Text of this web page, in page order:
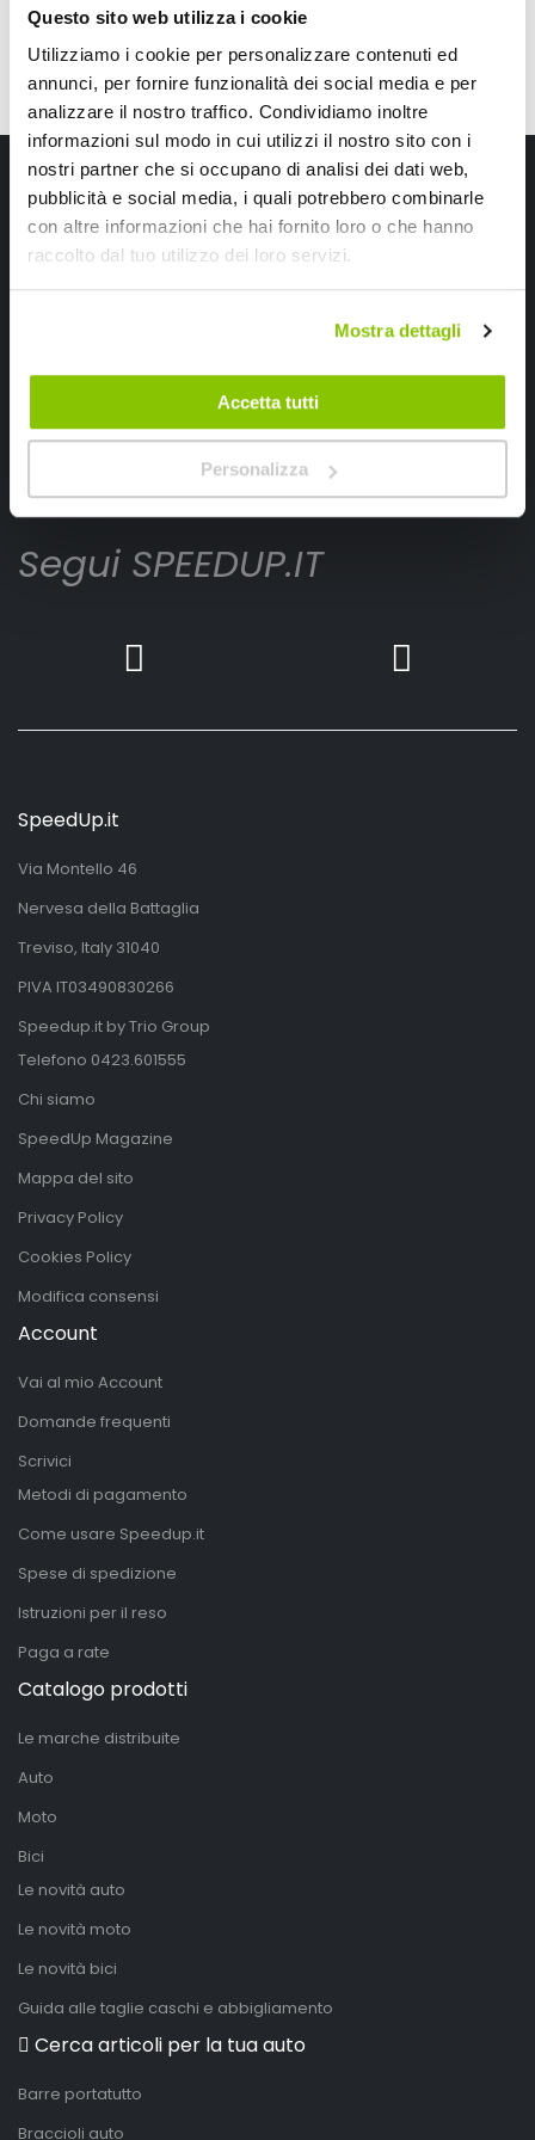
Questo sito web utilizza i cookie
Utilizziamo i cookie per personalizzare contenuti ed
annunci, per fornire funzionalità dei social media e per
analizzare il nostro traffico. Condividiamo inoltre
informazioni sul modo in cui utilizzi il nostro sito con i
nostri partner che si occupano di analisi dei dati web,
pubblicità e social media, i quali potrebbero combinarle
con altre informazioni che hai fornito loro o che hanno
raccolto dal tuo utilizzo dei loro servizi.
Mostra dettagli
Accetta tutti
Personalizza
Iscriviti alla newsletter Speedup
Ricevi subito uno sconto del 10% per il tuo primo acquisto online!
Iscrivimi
Segui SPEEDUP.IT
SpeedUp.it
Via Montello 46
Nervesa della Battaglia
Treviso, Italy 31040
PIVA IT03490830266
Speedup.it by Trio Group
Telefono 0423.601555
Chi siamo
SpeedUp Magazine
Mappa del sito
Privacy Policy
Cookies Policy
Modifica consensi
Account
Vai al mio Account
Domande frequenti
Scrivici
Metodi di pagamento
Come usare Speedup.it
Spese di spedizione
Istruzioni per il reso
Paga a rate
Catalogo prodotti
Le marche distribuite
Auto
Moto
Bici
Le novità auto
Le novità moto
Le novità bici
Guida alle taglie caschi e abbigliamento
Cerca articoli per la tua auto
Barre portatutto
Braccioli auto